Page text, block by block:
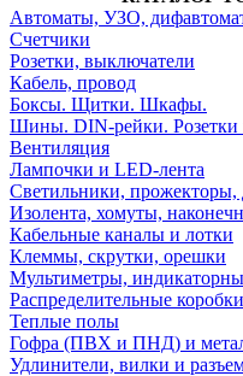
Автоматы, УЗО,
Счетчики
Розетки, выключатели
Кабель, провод
Боксы. Щитки. Шкафы.
Шины. DIN-рейки. Розетки
Вентиляция
Лампочки и LED-лента
Светильники, прожекторы,
Изолента, хомуты,
Кабельные каналы и лотки
Клеммы, скрутки, орешки
Мультиметры,
Распределительные
Теплые полы
Гофра (ПВХ и ПНД) и
Удлинители, вилки и